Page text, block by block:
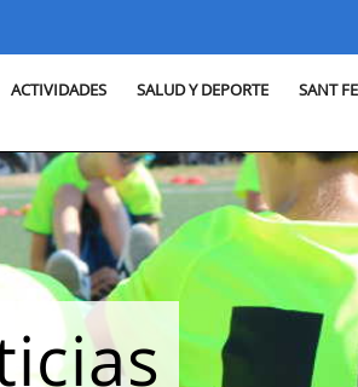
ACTIVIDADES SALUD Y DEPORTE SANT